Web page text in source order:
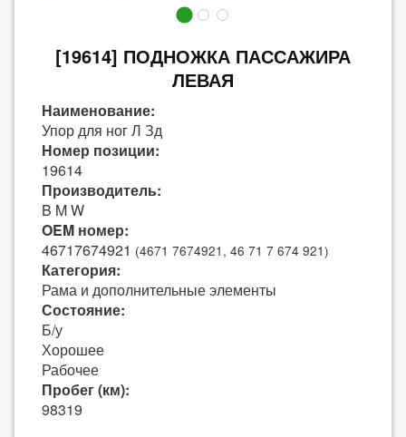
[19614] ПОДНОЖКА ПАССАЖИРА
ЛЕВАЯ
Наименование:
Упор для ног Л Зд
Номер позиции:
19614
Производитель:
B M W
OEM номер:
46717674921 (4671 7674921, 46 71 7 674 921)
Категория:
Рама и дополнительные элементы
Состояние:
Б/у
Хорошее
Рабочее
Пробег (км):
98319